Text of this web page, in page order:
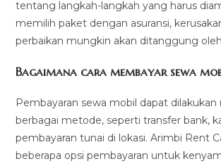
tentang langkah-langkah yang harus
memilih paket dengan asuransi,
perbaikan mungkin akan ditanggung oleh
Bagaimana cara membayar sewa
Pembayaran sewa mobil dapat dilakukan
berbagai metode, seperti transfer bank,
pembayaran tunai di lokasi. Arimbi Rent
beberapa opsi pembayaran untuk